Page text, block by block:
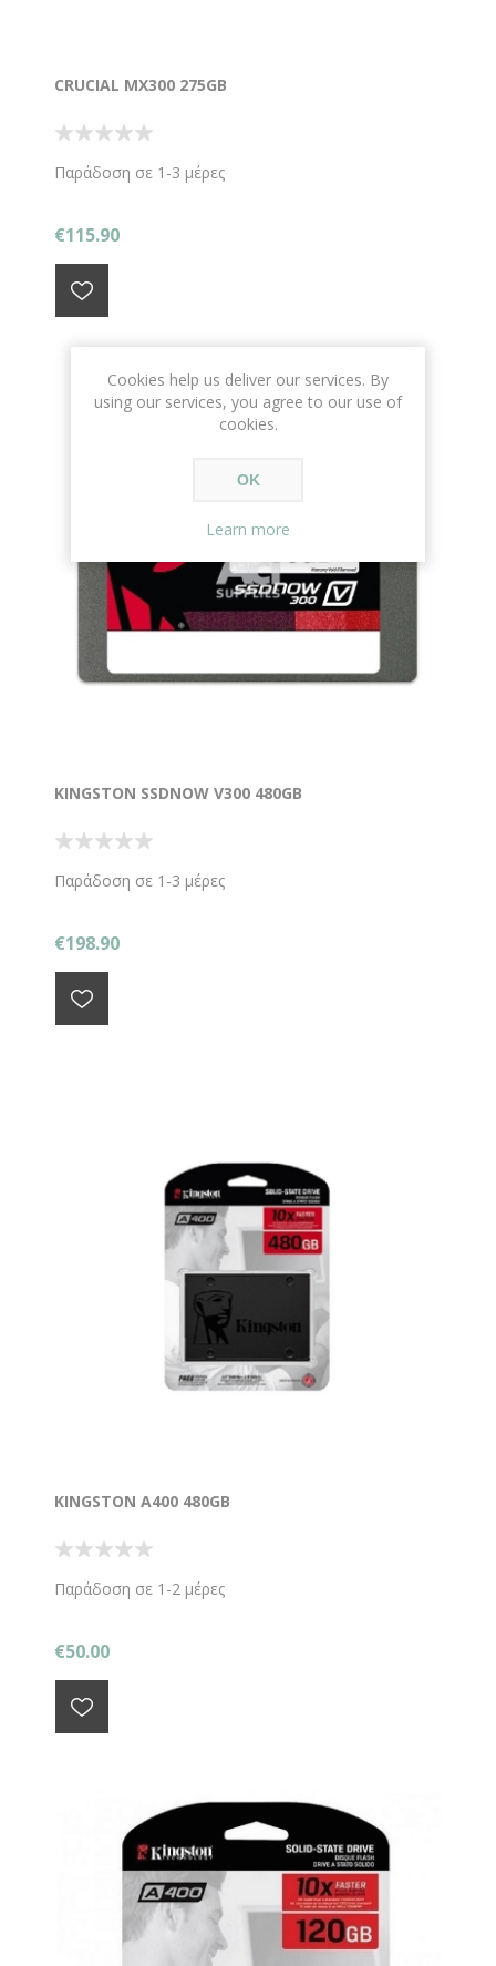
CRUCIAL MX300 275GB
Παράδοση σε 1-3 μέρες
€115.90
KINGSTON SSDNOW V300 480GB
Παράδοση σε 1-3 μέρες
€198.90
KINGSTON A400 480GB
Παράδοση σε 1-2 μέρες
€50.00
Cookies help us deliver our services. By
using our services, you agree to our use of
cookies.
OK
Learn more